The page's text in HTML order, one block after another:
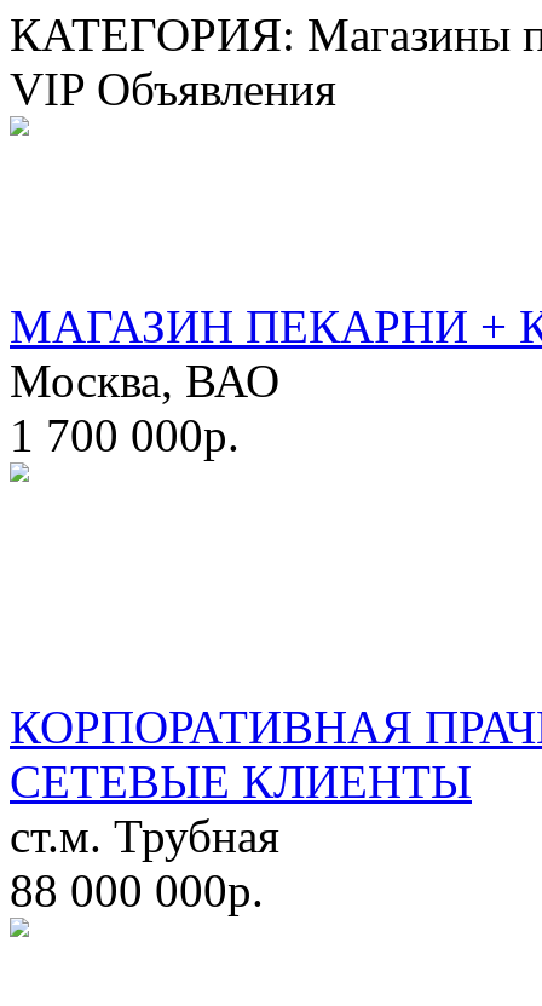
КАТЕГОРИЯ: Магазины
VIP Объявления
МАГАЗИН ПЕКАРНИ +
Москва, ВАО
1 700 000р.
КОРПОРАТИВНАЯ
СЕТЕВЫЕ КЛИЕНТЫ
ст.м. Трубная
88 000 000р.